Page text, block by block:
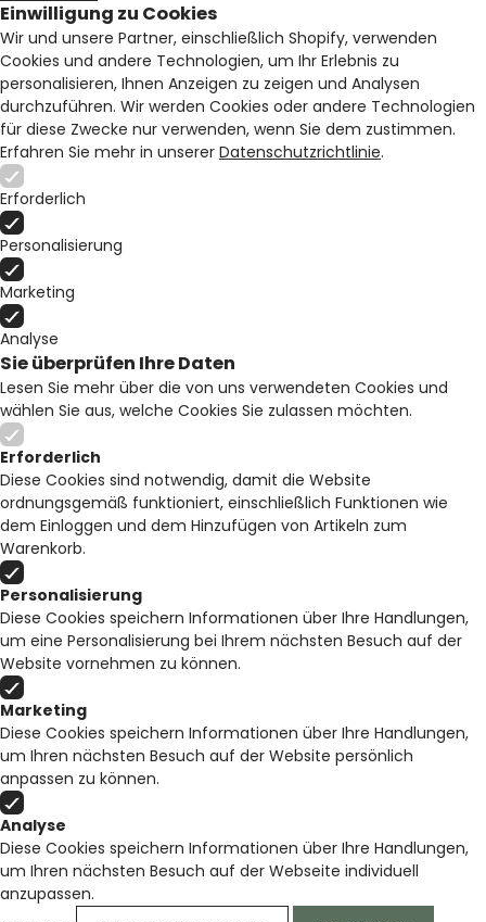
Einwilligung zu Cookies
Wir und unsere Partner, einschließlich Shopify, verwenden
Cookies und andere Technologien, um Ihr Erlebnis zu
personalisieren, Ihnen Anzeigen zu zeigen und Analysen
durchzuführen. Wir werden Cookies oder andere Technologien
für diese Zwecke nur verwenden, wenn Sie dem zustimmen.
Erfahren Sie mehr in unserer Datenschutzrichtlinie.
Erforderlich
Personalisierung
Marketing
Analyse
Sie überprüfen Ihre Daten
Lesen Sie mehr über die von uns verwendeten Cookies und
wählen Sie aus, welche Cookies Sie zulassen möchten.
Erforderlich
Diese Cookies sind notwendig, damit die Website
ordnungsgemäß funktioniert, einschließlich Funktionen wie
dem Einloggen und dem Hinzufügen von Artikeln zum
Warenkorb.
Personalisierung
Diese Cookies speichern Informationen über Ihre Handlungen,
um eine Personalisierung bei Ihrem nächsten Besuch auf der
Website vornehmen zu können.
Marketing
Diese Cookies speichern Informationen über Ihre Handlungen,
um Ihren nächsten Besuch auf der Website persönlich
anpassen zu können.
Analyse
Diese Cookies speichern Informationen über Ihre Handlungen,
um Ihren nächsten Besuch auf der Webseite individuell
anzupassen.